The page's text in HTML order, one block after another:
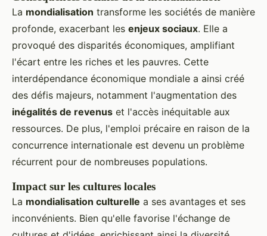
La mondialisation transforme les sociétés de manière
profonde, exacerbant les enjeux sociaux. Elle a
provoqué des disparités économiques, amplifiant
l'écart entre les riches et les pauvres. Cette
interdépendance économique mondiale a ainsi créé
des défis majeurs, notamment l'augmentation des
inégalités de revenus et l'accès inéquitable aux
ressources. De plus, l'emploi précaire en raison de la
concurrence internationale est devenu un problème
récurrent pour de nombreuses populations.
Impact sur les cultures locales
La mondialisation culturelle a ses avantages et ses
inconvénients. Bien qu'elle favorise l'échange de